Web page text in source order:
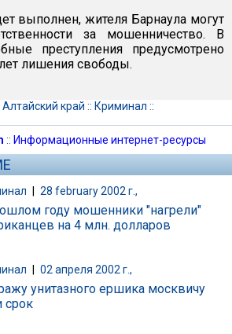
выполнен, жителя Барнаула могут
за мошенничество. В
преступления предусмотрено
лишения свободы.
Алтайский край :: Криминал ::
:: Информационные интернет-ресурсы
| 28 february 2002 г.,
году мошенники "нагрели"
на 4 млн. долларов
02 апреля 2002 г.,
унитазного ершика москвичу
срок